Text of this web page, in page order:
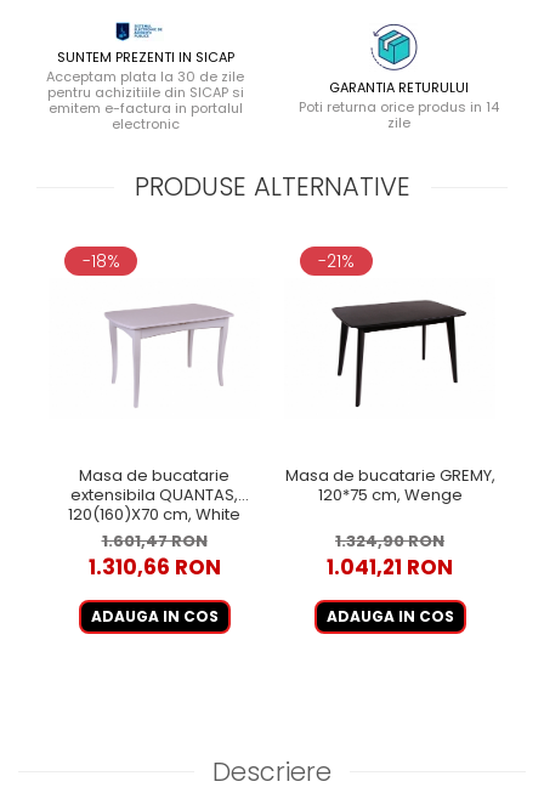
SUNTEM PREZENTI IN SICAP
Acceptam plata la 30 de zile
pentru achizitiile din SICAP si
emitem e-factura in portalul
electronic
GARANTIA RETURULUI
Poti returna orice produs in 14
zile
PRODUSE ALTERNATIVE
-18%
Masa de bucatarie
extensibila QUANTAS,
120(160)X70 cm, White
1.601,47 RON
1.310,66 RON
ADAUGA IN COS
-21%
Masa de bucatarie GREMY,
120*75 cm, Wenge
1.324,90 RON
1.041,21 RON
ADAUGA IN COS
Descriere